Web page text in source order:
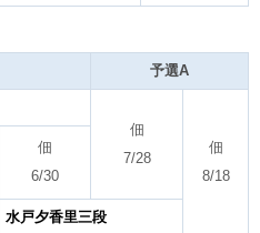
予選A
佃
7/28
佃
8/18
佃
6/30
水戸夕香里三段